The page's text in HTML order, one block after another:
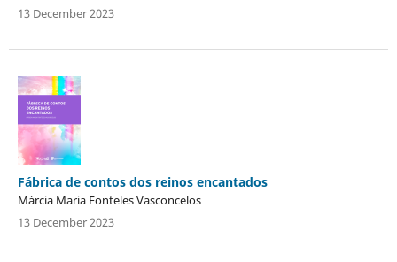
13 December 2023
Fábrica de contos dos reinos encantados
Márcia Maria Fonteles Vasconcelos
13 December 2023